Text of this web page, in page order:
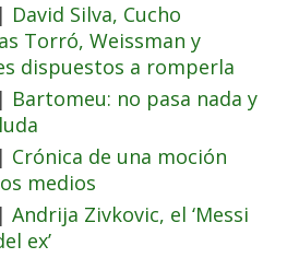
David Silva, Cucho
Torró, Weissman y
dispuestos a romperla
Bartomeu: no pasa nada y
Crónica de una moción
medios
Andrija Zivkovic, el ‘Messi
ex’